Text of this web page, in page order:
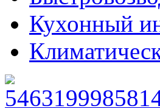
Кухонный